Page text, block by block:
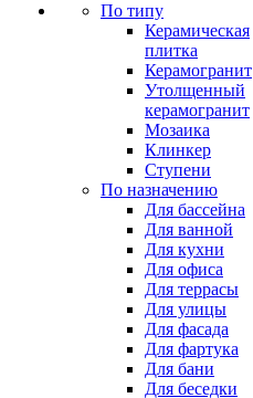
По типу
Керамическая
плитка
Керамогранит
Утолщенный
керамогранит
Мозаика
Клинкер
Ступени
По назначению
Для бассейна
Для ванной
Для кухни
Для офиса
Для террасы
Для улицы
Для фасада
Для фартука
Для бани
Для беседки